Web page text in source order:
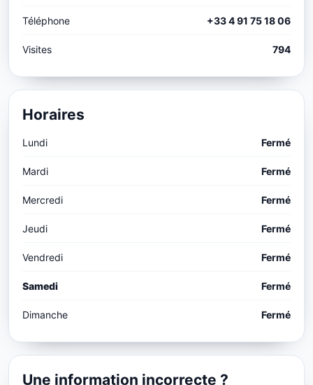
Téléphone +33 4 91 75 18 06
Visites 794
Horaires
Lundi Fermé
Mardi Fermé
Mercredi Fermé
Jeudi Fermé
Vendredi Fermé
Samedi Fermé
Dimanche Fermé
Une information incorrecte ?